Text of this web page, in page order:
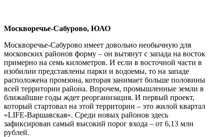
Москворечье-Сабурово, ЮАО
Москворечье-Сабурово имеет довольно необычную для
московских районов форму – он вытянут с запада на восток
примерно на семь километров. И если в восточной части в
изобилии представлены парки и водоемы, то на западе
расположена промзона, которая занимает больше половины
всей территории района. Впрочем, промышленные земли в
ближайшие годы ждет реорганизация. И первый проект,
который стартовал на этой территории – это жилой квартал
«LIFE-Варшавская». Среди новых районов здесь
зафиксирован самый высокий порог входа – от 6,13 млн
рублей.